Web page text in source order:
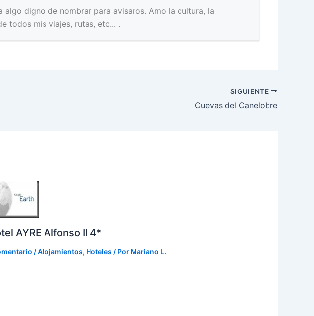
digno de nombrar para avisaros. Amo la cultura, la
todos mis viajes, rutas, etc... .
SIGUIENTE
Cuevas del Canelobre
AYRE Alfonso II 4*
/Alojamientos, Hoteles / Por Mariano L.